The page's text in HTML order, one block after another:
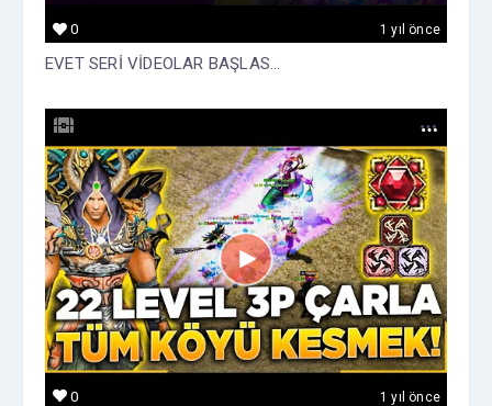
1 yıl önce
0
EVET SERİ VİDEOLAR BAŞLAS...
1 yıl önce
0